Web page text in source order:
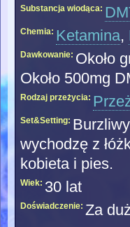
Substancja wiodąca:
Chemia: Ketamina,
Dawkowanie: Około
Około 500mg
Rodzaj przeżycia:
Set&Setting:
wychodzę z
kobieta i pies.
Wiek: 30 lat
Doświadczenie: Za